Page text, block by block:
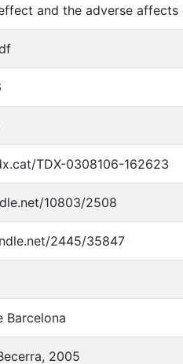
and the adverse
TDX-0308106-162623
10803/2508
2445/35847
Barcelona
2005